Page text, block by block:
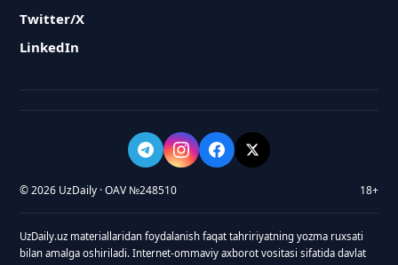
Twitter/X
LinkedIn
© 2026 UzDaily · OAV №248510 18+
UzDaily.uz materiallaridan foydalanish faqat tahririyatning yozma ruxsati
bilan amalga oshiriladi. Internet-ommaviy axborot vositasi sifatida davlat